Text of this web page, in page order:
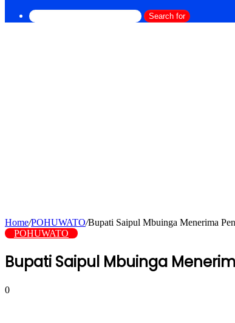
Search for
Home/POHUWATO/Bupati Saipul Mbuinga Menerima
POHUWATO
Bupati Saipul Mbuinga
0